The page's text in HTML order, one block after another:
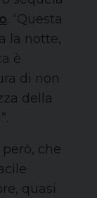
. “Questa
la notte,
è
di non
della
che
quasi